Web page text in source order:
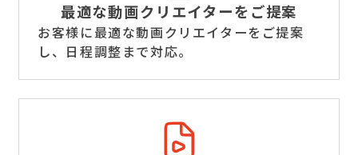
最適な動画クリエイターをご提案
お客様に最適な動画クリエイターをご提案
し、日程調整まで対応。